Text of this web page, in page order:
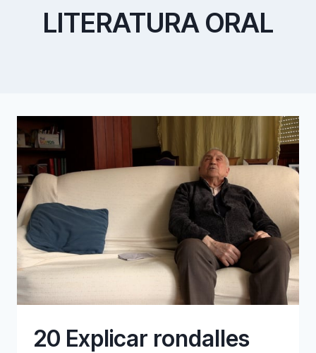
LITERATURA ORAL
20 Explicar rondalles